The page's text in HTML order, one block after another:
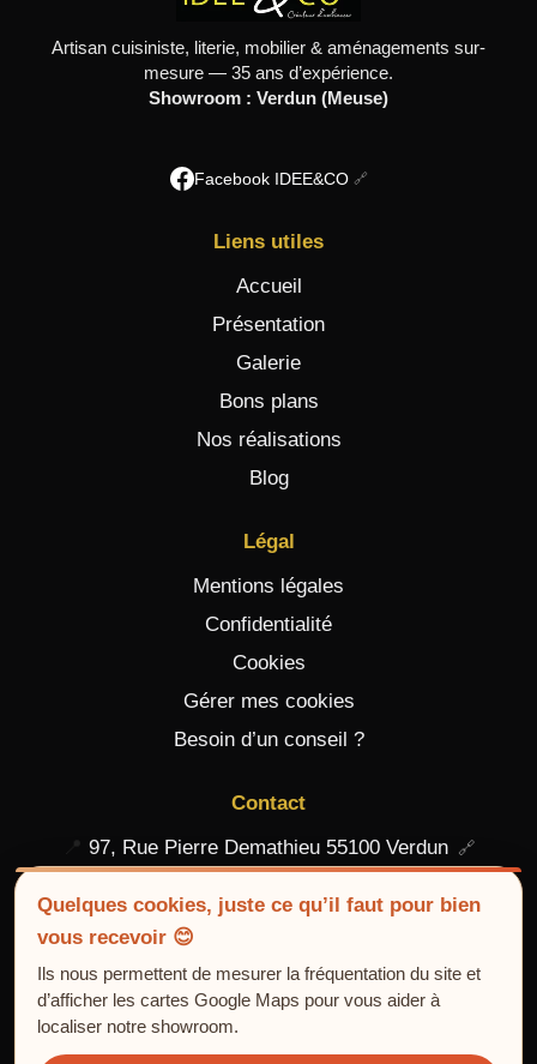
Artisan cuisiniste, literie, mobilier & aménagements sur-
mesure — 35 ans d’expérience.
Showroom : Verdun (Meuse)
Facebook IDEE&CO
Liens utiles
Accueil
Présentation
Galerie
Bons plans
Nos réalisations
Blog
Légal
Mentions légales
Confidentialité
Cookies
Gérer mes cookies
Besoin d’un conseil ?
Contact
📍 97, Rue Pierre Demathieu 55100 Verdun
Contact – Devis gratuit
Quelques cookies, juste ce qu’il faut pour bien
vous recevoir 😊
Ils nous permettent de mesurer la fréquentation du site et
d’afficher les cartes Google Maps pour vous aider à
localiser notre showroom.